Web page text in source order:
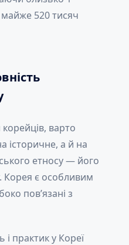
майже 520 тисяч
варто
історичне, а й на
етносу — його
Корея є особливим
пов’язані з
і практик у Кореї